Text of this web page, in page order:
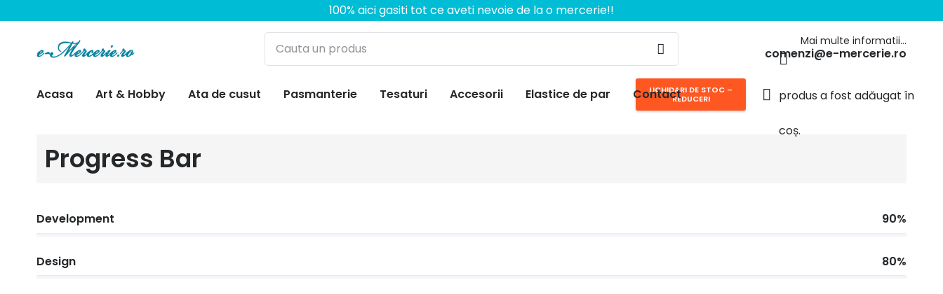
100% aici gasiti tot ce aveti nevoie de la o mercerie!!
Mai multe informatii…
comenzi@e-mercerie.ro
Acasa Art & Hobby Ata de cusut Pasmanterie Tesaturi Accesorii Elastice de par Contact
LICHIDARI DE STOC –
REDUCERI
produs a fost adăugat în
coș.
Progress Bar
Development 90%
Design 80%